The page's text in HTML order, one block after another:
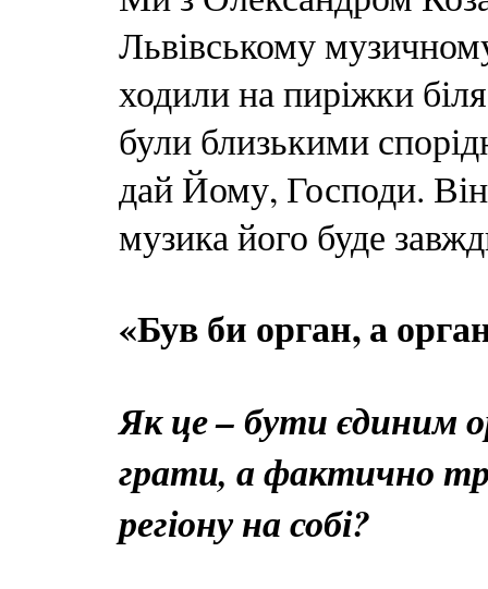
Львівському
ходили на пиріжки
були близькими
дай Йому, Господи. Він
музика його буде
«Був би орган, а
Як це – бути єдиним
грати, а фактично
регіону на собі?